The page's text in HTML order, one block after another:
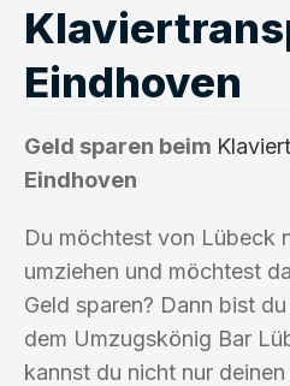
Eindhoven
Geld sparen beim
Eindhoven
Du möchtest von Lübeck
umziehen und möchtest
Geld sparen? Dann bist
dem Umzugskönig Bar
kannst du nicht nur